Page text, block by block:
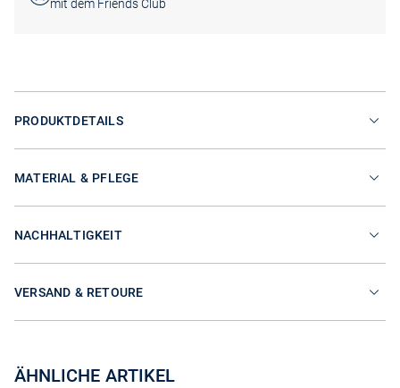
mit dem Friends Club
PRODUKTDETAILS
MATERIAL & PFLEGE
NACHHALTIGKEIT
VERSAND & RETOURE
ÄHNLICHE ARTIKEL